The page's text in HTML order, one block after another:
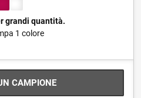
grandi quantità.
1 colore
CAMPIONE